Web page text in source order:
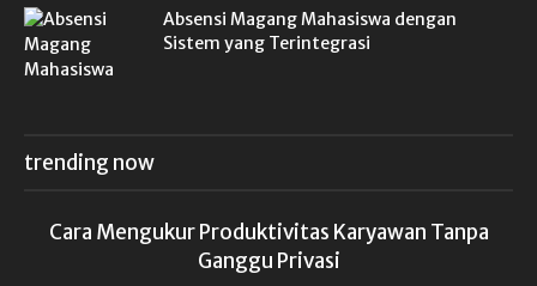
Absensi Magang Mahasiswa dengan
Sistem yang Terintegrasi
trending now
Cara Mengukur Produktivitas Karyawan Tanpa
Ganggu Privasi